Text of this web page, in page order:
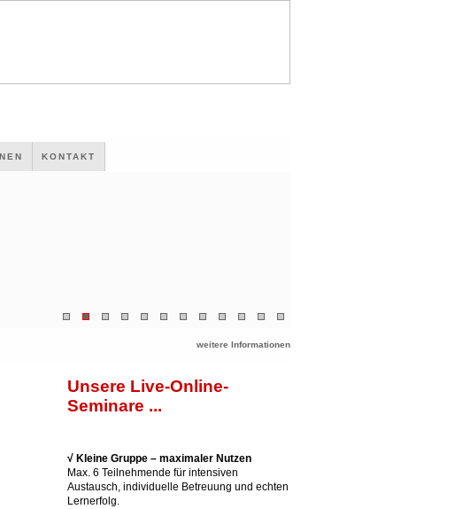
KONTAKT
weitere Informationen
Unsere Live-Online-
Seminare ...
√ Kleine Gruppe – maximaler Nutzen
Max. 6 Teilnehmende für intensiven
Austausch, individuelle Betreuung und echten
Lernerfolg.